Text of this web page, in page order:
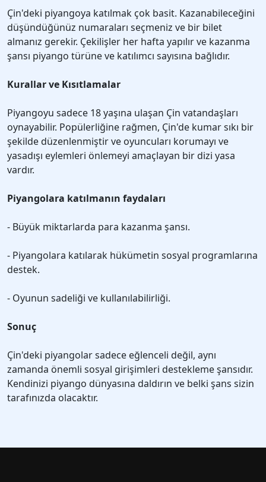
Çin'deki piyangoya katılmak çok basit. Kazanabileceğini
düşündüğünüz numaraları seçmeniz ve bir bilet
almanız gerekir. Çekilişler her hafta yapılır ve kazanma
şansı piyango türüne ve katılımcı sayısına bağlıdır.
Kurallar ve Kısıtlamalar
Piyangoyu sadece 18 yaşına ulaşan Çin vatandaşları
oynayabilir. Popülerliğine rağmen, Çin'de kumar sıkı bir
şekilde düzenlenmiştir ve oyuncuları korumayı ve
yasadışı eylemleri önlemeyi amaçlayan bir dizi yasa
vardır.
Piyangolara katılmanın faydaları
- Büyük miktarlarda para kazanma şansı.
- Piyangolara katılarak hükümetin sosyal programlarına
destek.
- Oyunun sadeliği ve kullanılabilirliği.
Sonuç
Çin'deki piyangolar sadece eğlenceli değil, aynı
zamanda önemli sosyal girişimleri destekleme şansıdır.
Kendinizi piyango dünyasına daldırın ve belki şans sizin
tarafınızda olacaktır.